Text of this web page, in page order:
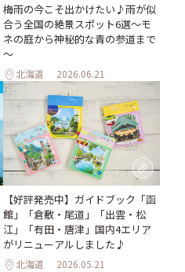
梅雨の今こそ出かけたい♪雨が似
合う全国の絶景スポット6選～モ
ネの庭から神秘的な青の参道まで
～
北海道 2026.06.21
【好評発売中】ガイドブック「函
館」「倉敷・尾道」「出雲・松
江」「有田・唐津」国内4エリア
がリニューアルしました♪
北海道 2026.05.21